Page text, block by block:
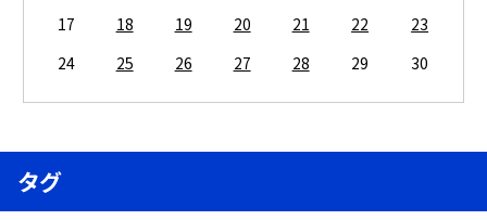
17
18 19 20 21 22
23
24
25 26 27 28 29 30
タグ